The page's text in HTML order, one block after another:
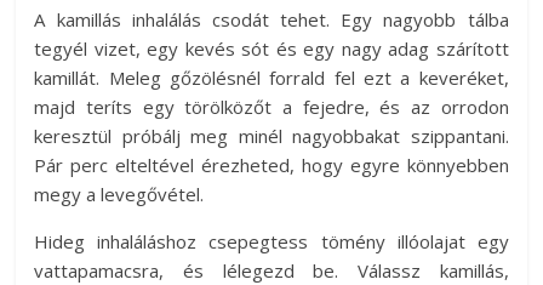
A kamillás inhalálás csodát tehet. Egy nagyobb tálba
tegyél vizet, egy kevés sót és egy nagy adag szárított
kamillát. Meleg gőzölésnél forrald fel ezt a keveréket,
majd teríts egy törölközőt a fejedre, és az orrodon
keresztül próbálj meg minél nagyobbakat szippantani.
Pár perc elteltével érezheted, hogy egyre könnyebben
megy a levegővétel.
Hideg inhaláláshoz csepegtess tömény illóolajat egy
vattapamacsra, és lélegezd be. Válassz kamillás,